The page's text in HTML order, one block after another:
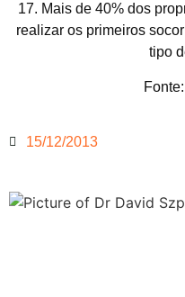
17. Mais de 40% dos
realizar os primeiros
tipo
15/12/2013